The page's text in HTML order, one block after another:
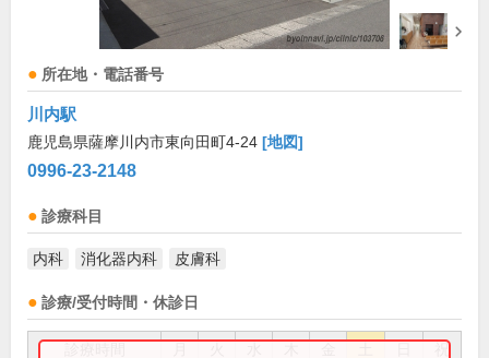
所在地・電話番号
川内駅
鹿児島県薩摩川内市東向田町4-24 [地図]
0996-23-2148
診療科目
内科 消化器内科 皮膚科
診療/受付時間・休診日
祝